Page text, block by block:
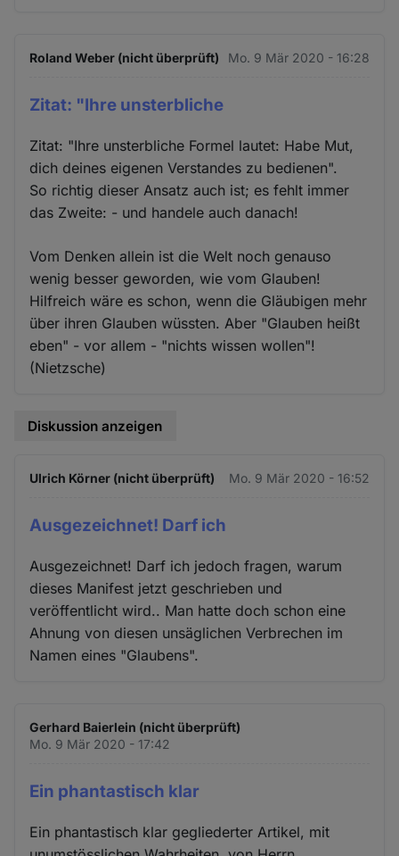
Roland Weber (nicht überprüft) Mo. 9 Mär 2020 - 16:28
Zitat: "Ihre unsterbliche
Zitat: "Ihre unsterbliche Formel lautet: Habe Mut,
dich deines eigenen Verstandes zu bedienen".
So richtig dieser Ansatz auch ist; es fehlt immer
das Zweite: - und handele auch danach!
Vom Denken allein ist die Welt noch genauso
wenig besser geworden, wie vom Glauben!
Hilfreich wäre es schon, wenn die Gläubigen mehr
über ihren Glauben wüssten. Aber "Glauben heißt
eben" - vor allem - "nichts wissen wollen"!
(Nietzsche)
Diskussion anzeigen
Ulrich Körner (nicht überprüft) Mo. 9 Mär 2020 - 16:52
Ausgezeichnet! Darf ich
Ausgezeichnet! Darf ich jedoch fragen, warum
dieses Manifest jetzt geschrieben und
veröffentlicht wird.. Man hatte doch schon eine
Ahnung von diesen unsäglichen Verbrechen im
Namen eines "Glaubens".
Gerhard Baierlein (nicht überprüft)
Mo. 9 Mär 2020 - 17:42
Ein phantastisch klar
Ein phantastisch klar gegliederter Artikel, mit